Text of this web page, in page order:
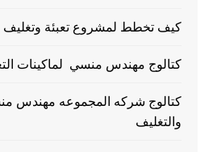
كيف تخطط لمشروع تعبئة وتغليف
كتالوج مهندس منسي لماكينات
كتالوج شركه المجموعه مهندس
والتغليف